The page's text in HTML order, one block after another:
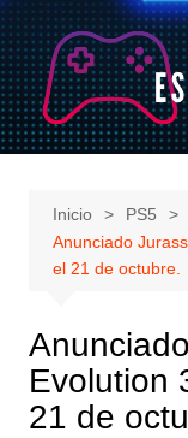
Saltar
al
contenido
Inicio
PS5
Anunciado
el 21 de octubre.
Evolution
21 de